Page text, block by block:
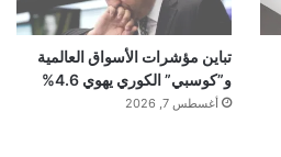
تباين مؤشرات الأسواق العالمية
و”كوسبي” الكوري يهوي 4.6%
أغسطس 7, 2026